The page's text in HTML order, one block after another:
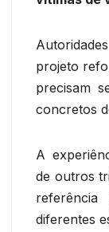
projeto
precisam
concretos
A
de outros
referência
diferentes